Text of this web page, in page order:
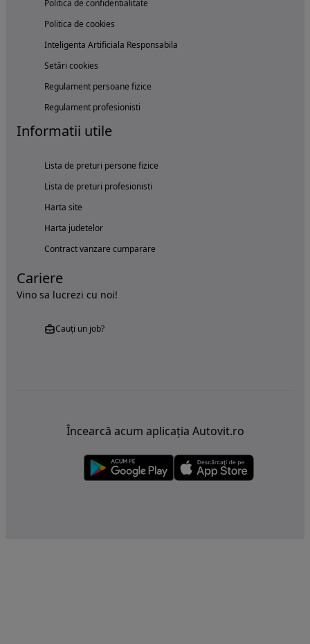
Politica de confidentialitate
Politica de cookies
Inteligenta Artificiala Responsabila
Setări cookies
Regulament persoane fizice
Regulament profesionisti
Informatii utile
Lista de preturi persone fizice
Lista de preturi profesionisti
Harta site
Harta judetelor
Contract vanzare cumparare
Cariere
Vino sa lucrezi cu noi!
Cauți un job?
Încearcă acum aplicația Autovit.ro